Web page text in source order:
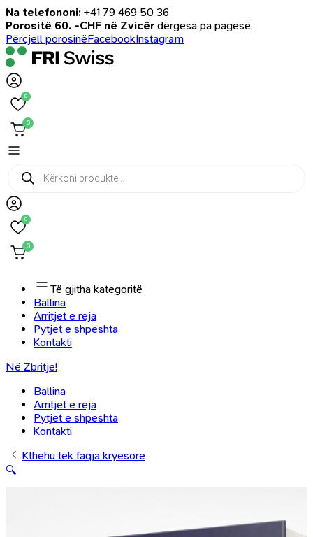
Na telefononi: +41 79 469 50 36
Porositë 60. -CHF në Zvicër dërgesa pa pagesë.
Përcjell porosinëFacebookInstagram
0
0
Products
search
0
0
Të gjitha kategoritë
Ballina
Arritjet e reja
Pytjet e shpeshta
Kontakti
Në Zbritje!
Ballina
Arritjet e reja
Pytjet e shpeshta
Kontakti
Kthehu tek faqja kryesore
🔍